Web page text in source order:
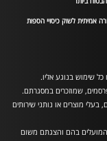
אמיתית לשוק כיסויי הספות
מוצרים או נותני שירותים
המועלים בהם והצגתם משום